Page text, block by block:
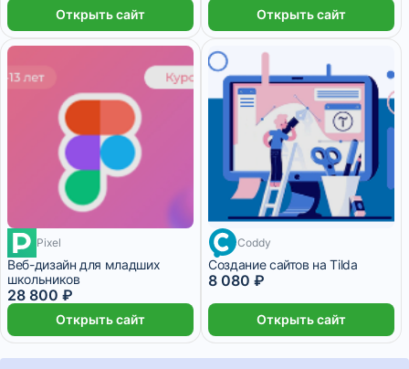
Открыть сайт Открыть сайт
Pixel
Веб-дизайн для младших
школьников
28 800 ₽
Открыть сайт
Coddy
Создание сайтов на Tilda
8 080 ₽
Открыть сайт